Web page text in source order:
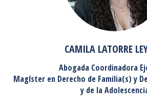
CAMILA LATORRE
Abogada Coordinadora
Magíster en Derecho de Familia(s) y
y de la